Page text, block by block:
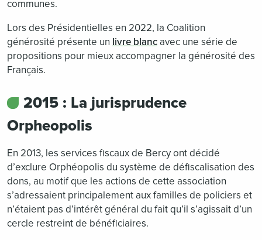
communes.
Lors des Présidentielles en 2022, la Coalition
générosité présente un livre blanc avec une série de
propositions pour mieux accompagner la générosité des
Français.
2015 : La jurisprudence
Orpheopolis
En 2013, les services fiscaux de Bercy ont décidé
d’exclure Orphéopolis du système de défiscalisation des
dons, au motif que les actions de cette association
s’adressaient principalement aux familles de policiers et
n’étaient pas d’intérêt général du fait qu’il s’agissait d’un
cercle restreint de bénéficiaires.